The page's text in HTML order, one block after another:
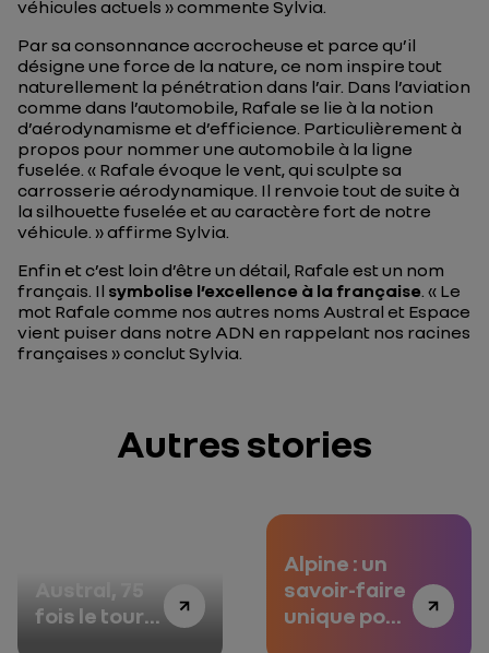
véhicules actuels » commente Sylvia.
Par sa consonnance accrocheuse et parce qu’il
désigne une force de la nature, ce nom inspire tout
naturellement la pénétration dans l’air. Dans l’aviation
comme dans l’automobile, Rafale se lie à la notion
d’aérodynamisme et d’efficience. Particulièrement à
propos pour nommer une automobile à la ligne
fuselée. « Rafale évoque le vent, qui sculpte sa
carrosserie aérodynamique. Il renvoie tout de suite à
la silhouette fuselée et au caractère fort de notre
véhicule. » affirme Sylvia.
Enfin et c’est loin d’être un détail, Rafale est un nom
français. Il symbolise l’excellence à la française. « Le
mot Rafale comme nos autres noms Austral et Espace
vient puiser dans notre ADN en rappelant nos racines
françaises » conclut Sylvia.
Autres stories
fois le tour
Alpine : un
savoir-faire
unique pour